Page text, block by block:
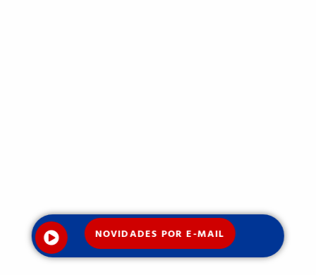
NOVIDADES POR E-MAIL